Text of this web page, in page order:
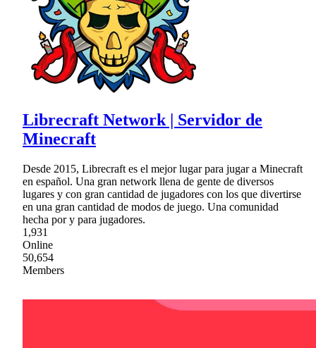
Librecraft Network | Servidor de
Minecraft
Desde 2015, Librecraft es el mejor lugar para jugar a Minecraft
en español. Una gran network llena de gente de diversos
lugares y con gran cantidad de jugadores con los que divertirse
en una gran cantidad de modos de juego. Una comunidad
hecha por y para jugadores.
1,931
Online
50,654
Members